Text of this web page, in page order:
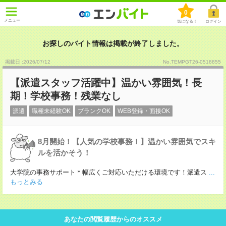
メニュー
0
気になる！ ログイン
お探しのバイト情報は掲載が終了しました。
掲載日 :2026/07/12 No.TEMPGT26-0518855
【派遣スタッフ活躍中】温かい雰囲気！長
期！学校事務！残業なし
派遣 職種未経験OK ブランクOK WEB登録・面接OK
8月開始！【人気の学校事務！】温かい雰囲気でスキ
ルを活かそう！
大学院の事務サポート＊幅広くご対応いただける環境です！派遣ス ...
もっとみる
あなたの閲覧履歴からのオススメ